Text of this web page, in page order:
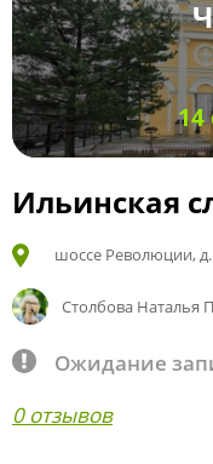
14
Ильинская
шоссе Революции,
Столбова Наталья
Ожидание
0 отзывов